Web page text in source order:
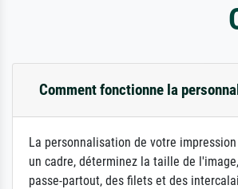
Comment fonctionne la
La personnalisation de votre
un cadre, déterminez la taille de
passe-partout, des filets et des